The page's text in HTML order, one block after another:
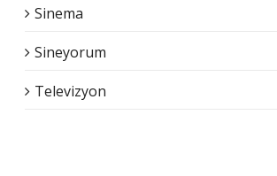
Sinema
Sineyorum
Televizyon